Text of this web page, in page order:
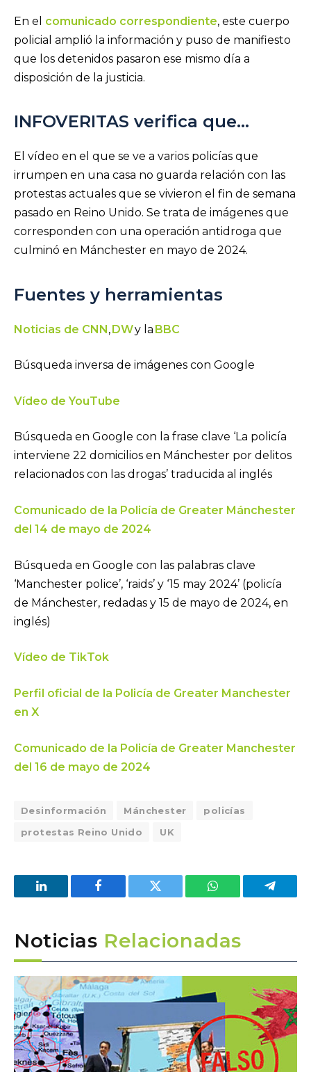
En el comunicado correspondiente, este cuerpo
policial amplió la información y puso de manifiesto
que los detenidos pasaron ese mismo día a
disposición de la justicia.
INFOVERITAS verifica que…
El vídeo en el que se ve a varios policías que
irrumpen en una casa no guarda relación con las
protestas actuales que se vivieron el fin de semana
pasado en Reino Unido. Se trata de imágenes que
corresponden con una operación antidroga que
culminó en Mánchester en mayo de 2024.
Fuentes y herramientas
Noticias de CNN,DWy la BBC
Búsqueda inversa de imágenes con Google
Vídeo de YouTube
Búsqueda en Google con la frase clave ‘La policía
interviene 22 domicilios en Mánchester por delitos
relacionados con las drogas’ traducida al inglés
Comunicado de la Policía de Greater Mánchester
del 14 de mayo de 2024
Búsqueda en Google con las palabras clave
‘Manchester police’, ‘raids’ y ‘15 may 2024’ (policía
de Mánchester, redadas y 15 de mayo de 2024, en
inglés)
Vídeo de TikTok
Perfil oficial de la Policía de Greater Manchester
en X
Comunicado de la Policía de Greater Manchester
del 16 de mayo de 2024
Desinformación Mánchester
policías
protestas Reino Unido
UK
LinkedIn Facebook Twitter WhatsApp
Noticias Relacionadas